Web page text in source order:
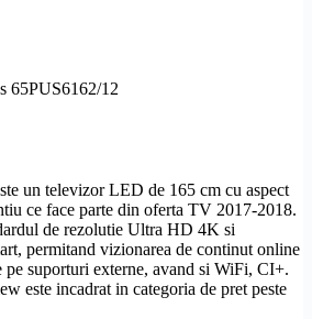
un televizor LED de 165 cm cu aspect
ce face parte din oferta TV 2017-2018.
de rezolutie Ultra HD 4K si
permitand vizionarea de continut online
suporturi externe, avand si WiFi, CI+.
este incadrat in categoria de pret peste